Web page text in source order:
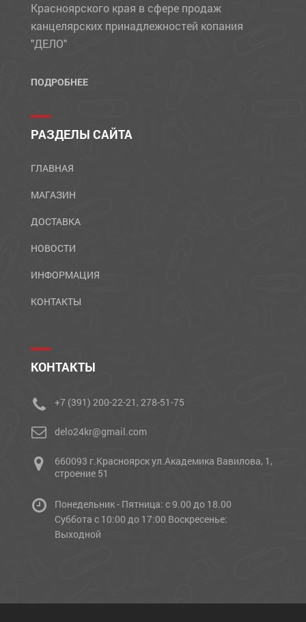
Красноярского края в сфере продаж
канцелярских принадлежностей копания
"ДЕЛО"
ПОДРОБНЕЕ
РАЗДЕЛЫ САЙТА
ГЛАВНАЯ
МАГАЗИН
ДОСТАВКА
НОВОСТИ
ИНФОРМАЦИЯ
КОНТАКТЫ
КОНТАКТЫ
+7 (391) 200-22-21, 278-51-75
delo24kr@gmail.com
660093 г.Красноярск ул.Академика Вавилова, 1,
строение 51
Понедельник - Пятница: с 9.00 до 18.00
Cуббота с 10:00 до 17:00 Воскресенье:
Выходной